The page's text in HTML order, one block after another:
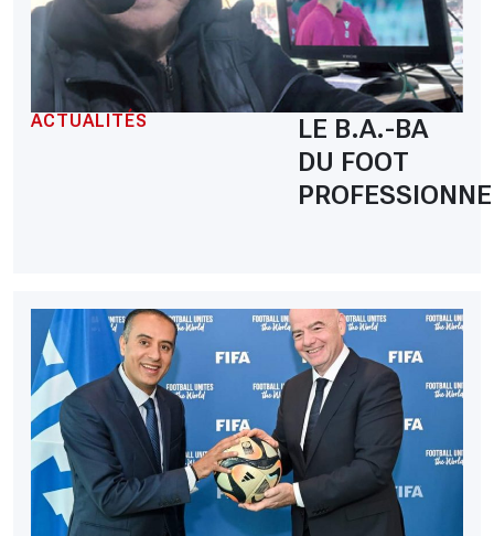
ACTUALITÉS
LE B.A.-BA
DU FOOT